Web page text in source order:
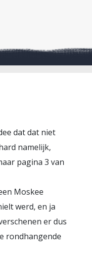
dat dat niet
namelijk,
pagina 3 van
Moskee
werd, en ja
er dus
rondhangende